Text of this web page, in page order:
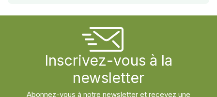
Inscrivez-vous à la
newsletter
Abonnez-vous à notre newsletter et recevez une